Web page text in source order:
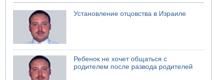
Саудовская Аравия сообщает о нападении хуситов
06.08.2026 13:43
И еще иранские агенты
06.08.2026 13:13
Арестованы двое подозреваемых в стрельбе по
электрической компании
06.08.2026 13:07
Возле Кирьят-Арбы пожар на местности
Установление отцовства в Израиле
Ребенок не хочет общаться с
родителем после развода родителей